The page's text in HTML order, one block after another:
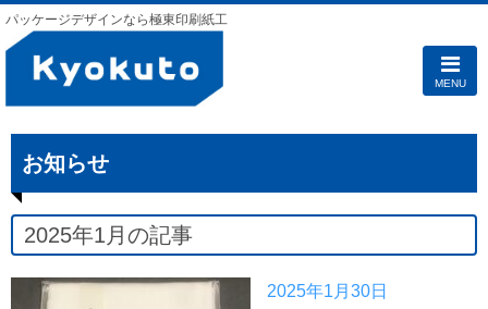
パッケージデザインなら極東印刷紙工
MENU
お知らせ
2025年1月の記事
2025年1月30日